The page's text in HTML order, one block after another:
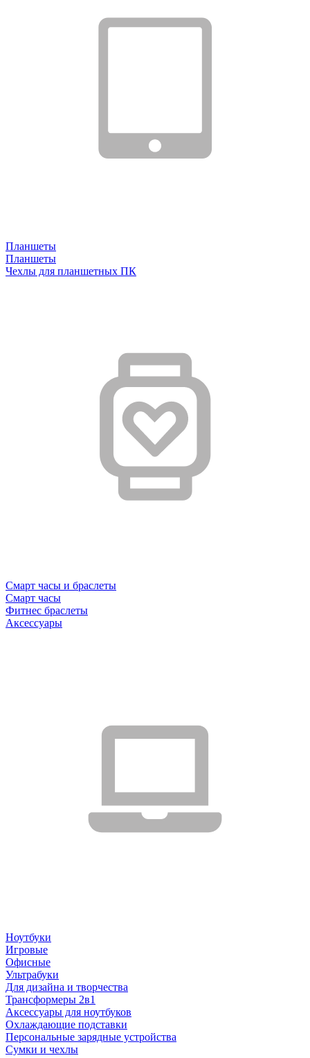
Планшеты
Планшеты
Чехлы для планшетных ПК
Смарт часы и браслеты
Смарт часы
Фитнес браслеты
Аксессуары
Ноутбуки
Игровые
Офисные
Ультрабуки
Для дизайна и творчества
Трансформеры 2в1
Аксессуары для ноутбуков
Охлаждающие подставки
Персональные зарядные устройства
Сумки и чехлы